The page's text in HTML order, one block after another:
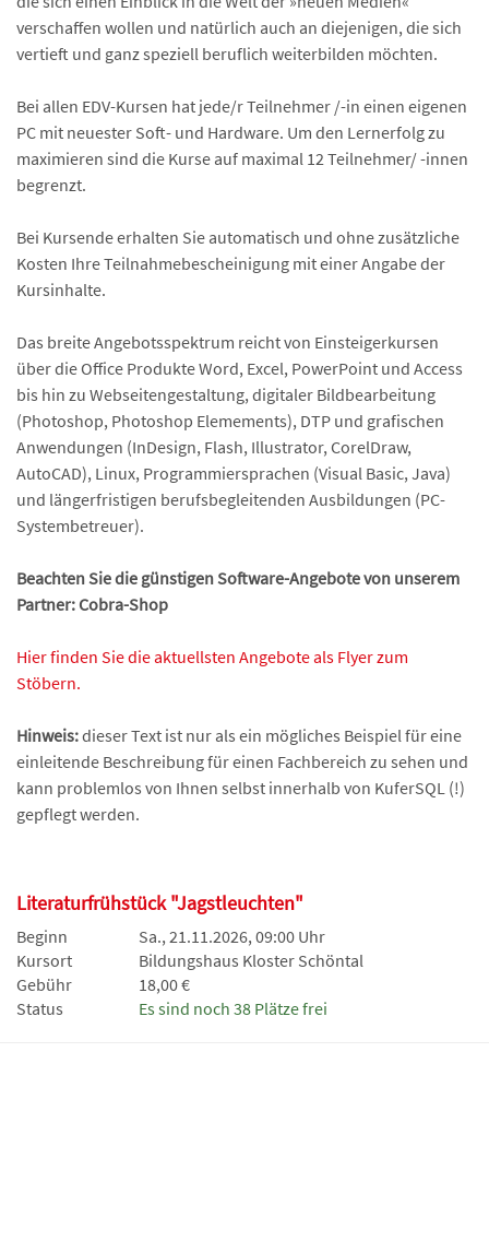
verschaffen wollen und natürlich auch an diejenigen, die sich
vertieft und ganz speziell beruflich weiterbilden möchten.
Bei allen EDV-Kursen hat jede/r Teilnehmer /-in einen eigenen
PC mit neuester Soft- und Hardware. Um den Lernerfolg zu
maximieren sind die Kurse auf maximal 12 Teilnehmer/ -innen
begrenzt.
Bei Kursende erhalten Sie automatisch und ohne zusätzliche
Kosten Ihre Teilnahmebescheinigung mit einer Angabe der
Kursinhalte.
Das breite Angebotsspektrum reicht von Einsteigerkursen
über die Office Produkte Word, Excel, PowerPoint und Access
bis hin zu Webseitengestaltung, digitaler Bildbearbeitung
(Photoshop, Photoshop Elemements), DTP und grafischen
Anwendungen (InDesign, Flash, Illustrator, CorelDraw,
AutoCAD), Linux, Programmiersprachen (Visual Basic, Java)
und längerfristigen berufsbegleitenden Ausbildungen (PC-
Systembetreuer).
Beachten Sie die günstigen Software-Angebote von unserem
Partner: Cobra-Shop
Hier finden Sie die aktuellsten Angebote als Flyer zum
Stöbern.
Hinweis:dieser Text ist nur als ein mögliches Beispiel für eine
einleitende Beschreibung für einen Fachbereich zu sehen und
kann problemlos von Ihnen selbst innerhalb von KuferSQL (!)
gepflegt werden.
Literaturfrühstück "Jagstleuchten"
Beginn
Sa., 21.11.2026, 09:00 Uhr
Kursort
Bildungshaus Kloster Schöntal
Gebühr
18,00 €
Status
Es sind noch 38 Plätze frei